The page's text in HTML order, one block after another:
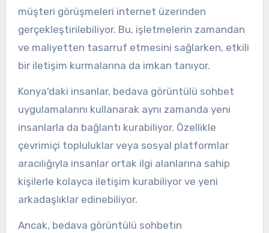
müşteri görüşmeleri internet üzerinden
gerçekleştirilebiliyor. Bu, işletmelerin zamandan
ve maliyetten tasarruf etmesini sağlarken, etkili
bir iletişim kurmalarına da imkan tanıyor.
Konya'daki insanlar, bedava görüntülü sohbet
uygulamalarını kullanarak aynı zamanda yeni
insanlarla da bağlantı kurabiliyor. Özellikle
çevrimiçi topluluklar veya sosyal platformlar
aracılığıyla insanlar ortak ilgi alanlarına sahip
kişilerle kolayca iletişim kurabiliyor ve yeni
arkadaşlıklar edinebiliyor.
Ancak, bedava görüntülü sohbetin